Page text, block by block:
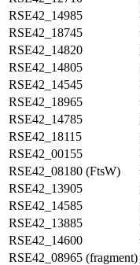
RSE42_14985
RSE42_18745
RSE42_14820
RSE42_14805
RSE42_14545
RSE42_18965
RSE42_14785
RSE42_18115
RSE42_00155
RSE42_08180 (FtsW)
RSE42_13905
RSE42_14585
RSE42_13885
RSE42_14600
RSE42_08965 (fragment)